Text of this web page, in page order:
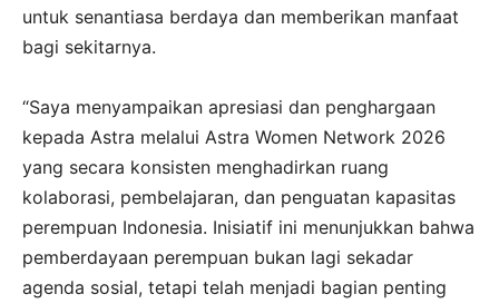
untuk senantiasa berdaya dan memberikan manfaat
bagi sekitarnya.
“Saya menyampaikan apresiasi dan penghargaan
kepada Astra melalui Astra Women Network 2026
yang secara konsisten menghadirkan ruang
kolaborasi, pembelajaran, dan penguatan kapasitas
perempuan Indonesia. Inisiatif ini menunjukkan bahwa
pemberdayaan perempuan bukan lagi sekadar
agenda sosial, tetapi telah menjadi bagian penting